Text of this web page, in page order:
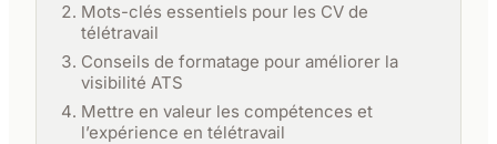
Mots-clés essentiels pour les CV de
télétravail
Conseils de formatage pour améliorer la
visibilité ATS
Mettre en valeur les compétences et
l’expérience en télétravail